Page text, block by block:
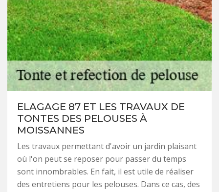
ELAGAGE 87 ET LES TRAVAUX DE
TONTES DES PELOUSES À
MOISSANNES
Les travaux permettant d'avoir un jardin plaisant
où l'on peut se reposer pour passer du temps
sont innombrables. En fait, il est utile de réaliser
des entretiens pour les pelouses. Dans ce cas, des